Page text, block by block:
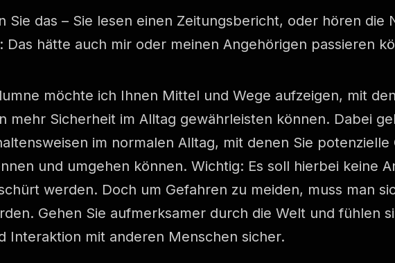
Sie das – Sie lesen einen Zeitungsbericht, oder hören die
Das hätte auch mir oder meinen Angehörigen passieren
möchte ich Ihnen Mittel und Wege aufzeigen, mit
mehr Sicherheit im Alltag gewährleisten können. Dabei
im normalen Alltag, mit denen Sie
und umgehen können. Wichtig: Es soll hierbei keine
werden. Doch um Gefahren zu meiden, muss man
Gehen Sie aufmerksamer durch die Welt und fühlen
Interaktion mit anderen Menschen sicher.